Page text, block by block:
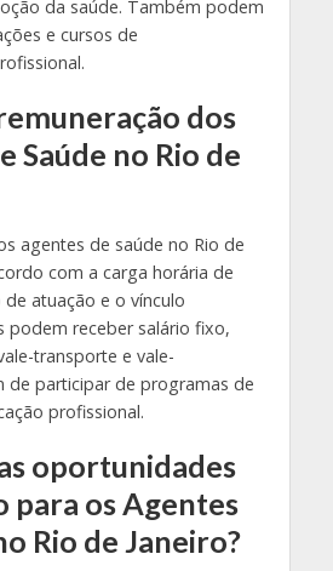
da saúde. Também podem
e cursos de
dos
Saúde no Rio de
agentes de saúde no Rio de
com a carga horária de
atuação e o vínculo
podem receber salário fixo,
transporte e vale-
de participar de programas de
profissional.
oportunidades
para os Agentes
Rio de Janeiro?